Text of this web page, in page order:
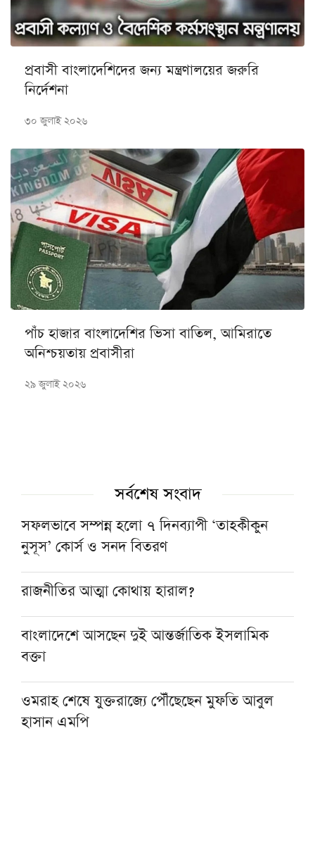
প্রবাসী বাংলাদেশিদের জন্য মন্ত্রণালয়ের জরুরি
নির্দেশনা
৩০ জুলাই ২০২৬
পাঁচ হাজার বাংলাদেশির ভিসা বাতিল, আমিরাতে
অনিশ্চয়তায় প্রবাসীরা
২৯ জুলাই ২০২৬
সর্বশেষ সংবাদ
সফলভাবে সম্পন্ন হলো ৭ দিনব্যাপী ‘তাহকীকুন
নুসূস’ কোর্স ও সনদ বিতরণ
রাজনীতির আত্মা কোথায় হারাল?
বাংলাদেশে আসছেন দুই আন্তর্জাতিক ইসলামিক
বক্তা
ওমরাহ শেষে যুক্তরাজ্যে পৌঁছেছেন মুফতি আবুল
হাসান এমপি